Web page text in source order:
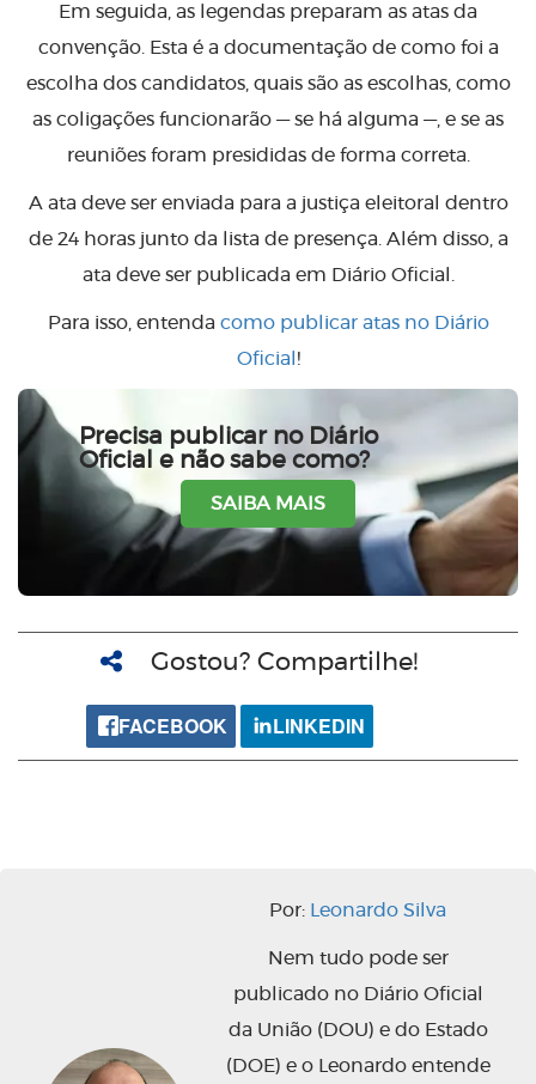
Em seguida, as legendas preparam as atas da
convenção. Esta é a documentação de como foi a
escolha dos candidatos, quais são as escolhas, como
as coligações funcionarão — se há alguma —, e se as
reuniões foram presididas de forma correta.
A ata deve ser enviada para a justiça eleitoral dentro
de 24 horas junto da lista de presença. Além disso, a
ata deve ser publicada em Diário Oficial.
Para isso, entenda como publicar atas no Diário
Oficial !
Precisa publicar no Diário
Oficial e não sabe como?
SAIBA MAIS
Gostou? Compartilhe!
FACEBOOK LINKEDIN
Por: Leonardo Silva
Nem tudo pode ser
publicado no Diário Oficial
da União (DOU) e do Estado
(DOE) e o Leonardo entende